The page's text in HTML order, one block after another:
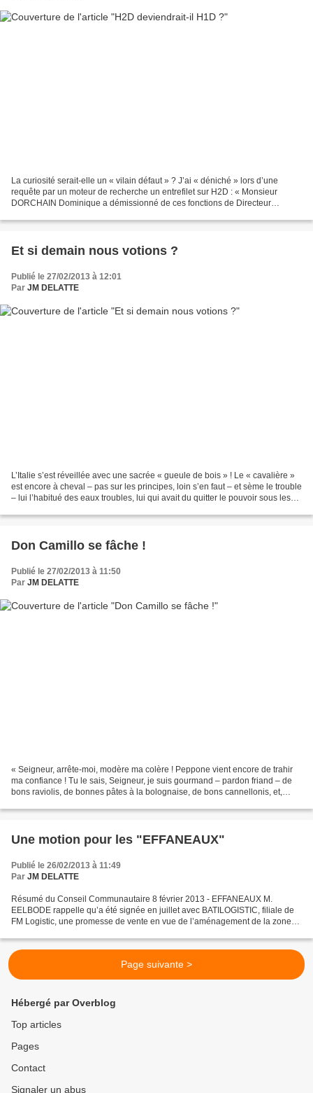
La curiosité serait-elle un « vilain défaut » ? J’ai « déniché » lors d’une
requête par un moteur de recherche un entrefilet sur H2D : « Monsieur
DORCHAIN Dominique a démissionné de ces fonctions de Directeur
Et si demain nous votions ?
Publié le 27/02/2013 à 12:01
Par JM DELATTE
L’Italie s’est réveillée avec une sacrée « gueule de bois » ! Le « cavalière »
est encore à cheval – pas sur les principes, loin s’en faut – et sème le trouble
– lui l’habitué des eaux troubles, lui qui avait du quitter le pouvoir sous les
Don Camillo se fâche !
Publié le 27/02/2013 à 11:50
Par JM DELATTE
« Seigneur, arrête-moi, modère ma colère ! Peppone vient encore de trahir
ma confiance ! Tu le sais, Seigneur, je suis gourmand – pardon friand – de
bons raviolis, de bonnes pâtes à la bolognaise, de bons cannellonis, et,
Une motion pour les "EFFANEAUX"
Publié le 26/02/2013 à 11:49
Par JM DELATTE
Résumé du Conseil Communautaire 8 février 2013 - EFFANEAUX M.
EELBODE rappelle qu’a été signée en juillet avec BATILOGISTIC, filiale de
FM Logistic, une promesse de vente en vue de l’aménagement de la zone
Page suivante >
Hébergé par Overblog
Top articles
Pages
Contact
Signaler un abus